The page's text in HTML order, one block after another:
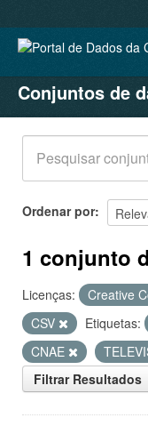
CONJUNTOS DE
ORGANIZAÇÕES
GRUPOS
SOBRE
Conjuntos de
Ordenar por
1 conjunto
Licenças: Creative
CSV
Etiquetas:
CNAE
Filtrar Resultados